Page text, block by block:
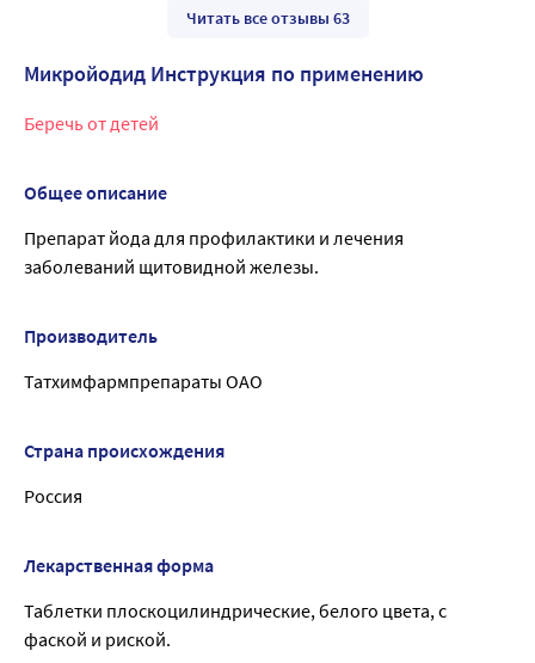
Читать все отзывы 63
Микройодид Инструкция по применению
Беречь от детей
Общее описание
Препарат йода для профилактики и лечения
заболеваний щитовидной железы.
Производитель
Татхимфармпрепараты ОАО
Страна происхождения
Россия
Лекарственная форма
Таблетки плоскоцилиндрические, белого цвета, с
фаской и риской.